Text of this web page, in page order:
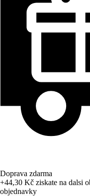
Doprava zdarma
+44,30 Kč ziskate na dalsi
objednavky